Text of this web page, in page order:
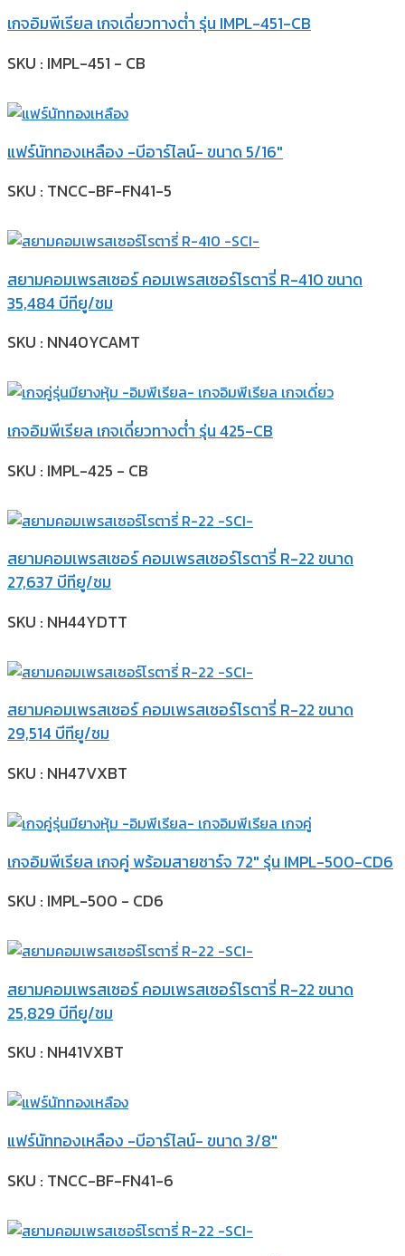
เกจอิมพีเรียล เกจเดี่ยวทางต่ำ รุ่น IMPL-451-CB
SKU : IMPL-451 - CB
แฟร์นัททองเหลือง -บีอาร์ไลน์- ขนาด 5/16″
SKU : TNCC-BF-FN41-5
สยามคอมเพรสเซอร์ คอมเพรสเซอร์โรตารี่ R-410 ขนาด
35,484 บีทียู/ชม
SKU : NN40YCAMT
เกจอิมพีเรียล เกจเดี่ยวทางต่ำ รุ่น 425-CB
SKU : IMPL-425 - CB
สยามคอมเพรสเซอร์ คอมเพรสเซอร์โรตารี่ R-22 ขนาด
27,637 บีทียู/ชม
SKU : NH44YDTT
สยามคอมเพรสเซอร์ คอมเพรสเซอร์โรตารี่ R-22 ขนาด
29,514 บีทียู/ชม
SKU : NH47VXBT
เกจอิมพีเรียล เกจคู่ พร้อมสายชาร์จ 72″ รุ่น IMPL-500-CD6
SKU : IMPL-500 - CD6
สยามคอมเพรสเซอร์ คอมเพรสเซอร์โรตารี่ R-22 ขนาด
25,829 บีทียู/ชม
SKU : NH41VXBT
แฟร์นัททองเหลือง -บีอาร์ไลน์- ขนาด 3/8″
SKU : TNCC-BF-FN41-6